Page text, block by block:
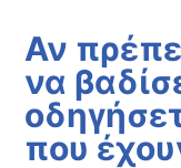
Αν
να
που